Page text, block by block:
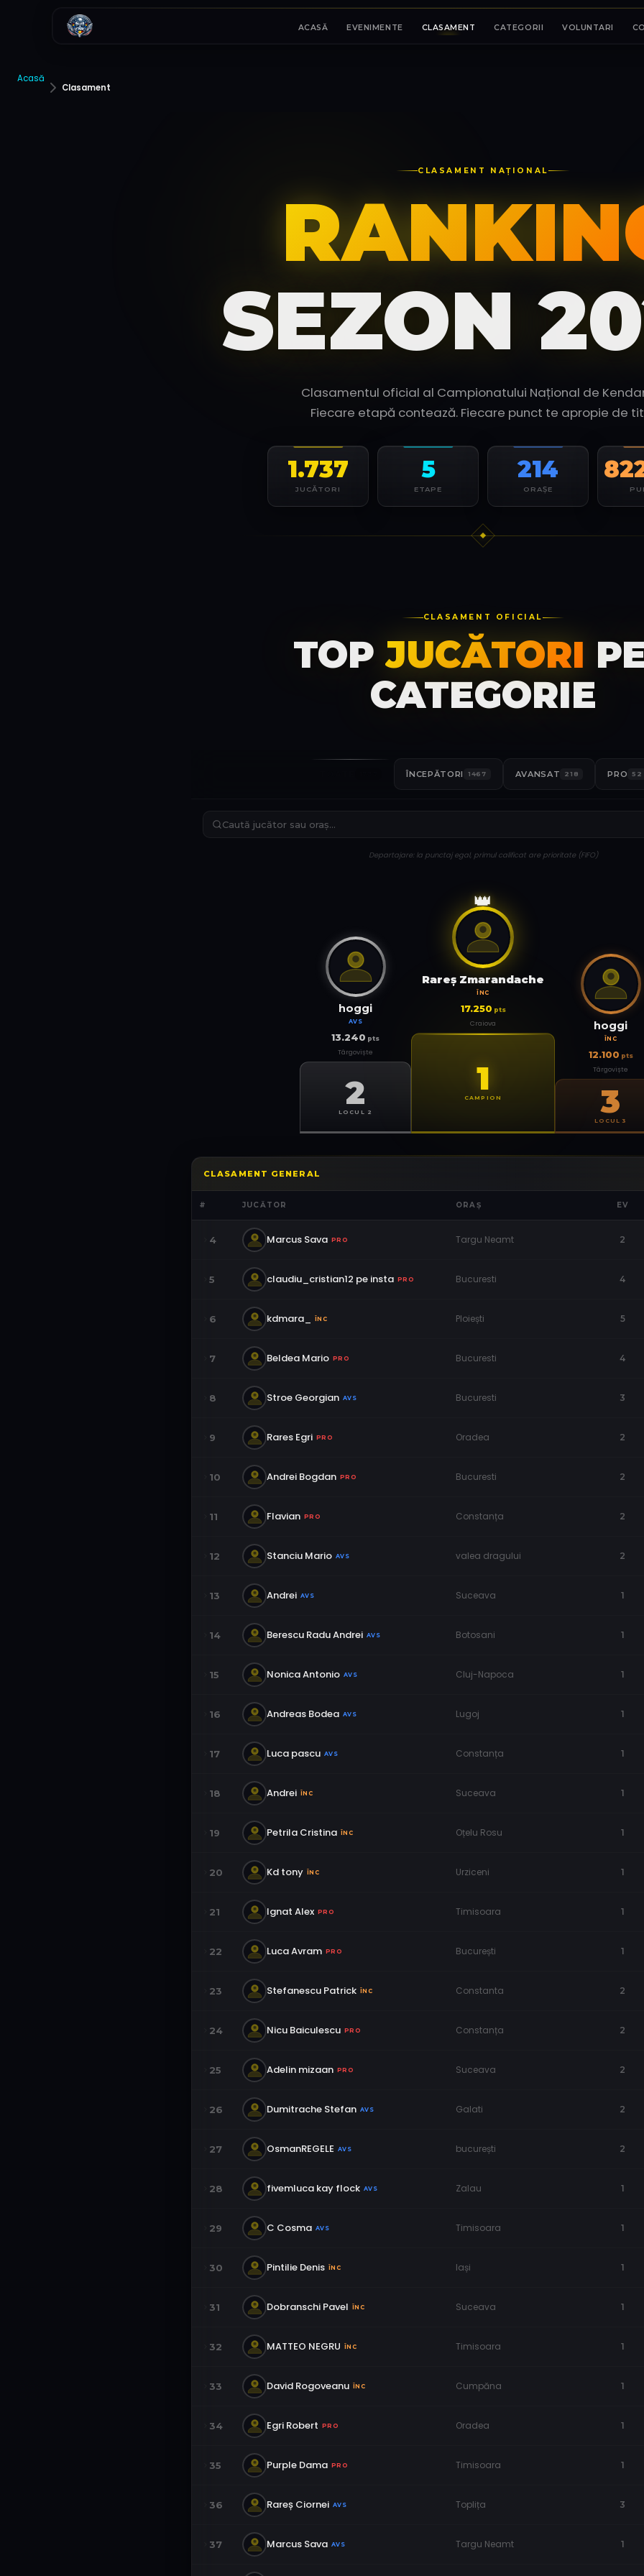
ACASĂ EVENIMENTE CLASAMENT CATEGORII VOLUNTARI
Acasă
Clasament
CLASAMENT NAȚIONAL
SEZON
Clasamentul oficial al Campionatului Național de
Fiecare etapă contează. Fiecare punct te apropie de
1.737
JUCĂTORI
5
ETAPE
214
ORAȘE
CLASAMENT OFICIAL
TOP JUCĂTORI
CATEGORIE
ÎNCEPĂTORI 1467 AVANSAT 218 PRO 52
Departajare: la punctaj egal, primul calificat are prioritate (FIFO)
hoggi
AVS
13.240 pts
Târgoviște
2
LOCUL 2
👑
Rareş Zmarandache
ÎNC
17.250 pts
Craiova
1
CAMPION
hoggi
ÎNC
12.100 pts
Târgoviște
3
LOCUL 3
CLASAMENT GENERAL
# JUCĂTOR ORAȘ EV
4 Marcus Sava PRO Targu Neamt 2
5 claudiu_cristian12 pe insta PRO Bucuresti 4
6 kdmara_ ÎNC Ploiești 5
7 Beldea Mario PRO Bucuresti 4
8 Stroe Georgian AVS Bucuresti 3
9 Rares Egri PRO Oradea 2
10 Andrei Bogdan PRO Bucuresti 2
11 Flavian PRO Constanța 2
12 Stanciu Mario AVS valea dragului 2
13 Andrei AVS Suceava 1
14 Berescu Radu Andrei AVS Botosani 1
15 Nonica Antonio AVS Cluj-Napoca 1
16 Andreas Bodea AVS Lugoj 1
17 Luca pascu AVS Constanța 1
18 Andrei ÎNC Suceava 1
19 Petrila Cristina ÎNC Oțelu Rosu 1
20 Kd tony ÎNC Urziceni 1
21 Ignat Alex PRO Timisoara 1
22 Luca Avram PRO București 1
23 Stefanescu Patrick ÎNC Constanta 2
24 Nicu Baiculescu PRO Constanța 2
25 Adelin mizaan PRO Suceava 2
26 Dumitrache Stefan AVS Galati 2
27 OsmanREGELE AVS bucurești 2
28 fivemluca kay flock AVS Zalau 1
29 C Cosma AVS Timisoara 1
30 Pintilie Denis ÎNC Iași 1
31 Dobranschi Pavel ÎNC Suceava 1
32 MATTEO NEGRU ÎNC Timisoara 1
33 David Rogoveanu ÎNC Cumpăna 1
34 Egri Robert PRO Oradea 1
35 Purple Dama PRO Timisoara 1
36 Rareș Ciornei AVS Toplița 3
37 Marcus Sava AVS Targu Neamt 1